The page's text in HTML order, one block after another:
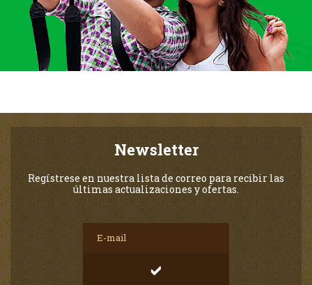
Newsletter
Regístrese en nuestra lista de correo para recibir las
últimas actualizaciones y ofertas.